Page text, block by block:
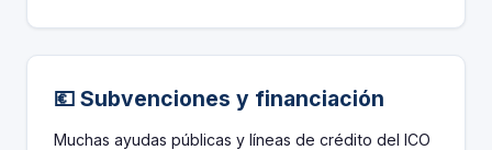
💶 Subvenciones y financiación
Muchas ayudas públicas y líneas de crédito del ICO